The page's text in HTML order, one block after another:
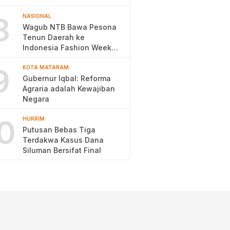
NASIONAL
Wagub NTB Bawa Pesona
Tenun Daerah ke
Indonesia Fashion Week
KOTA MATARAM
Gubernur Iqbal: Reforma
Agraria adalah Kewajiban
Negara
HUKRIM
Putusan Bebas Tiga
Terdakwa Kasus Dana
Siluman Bersifat Final